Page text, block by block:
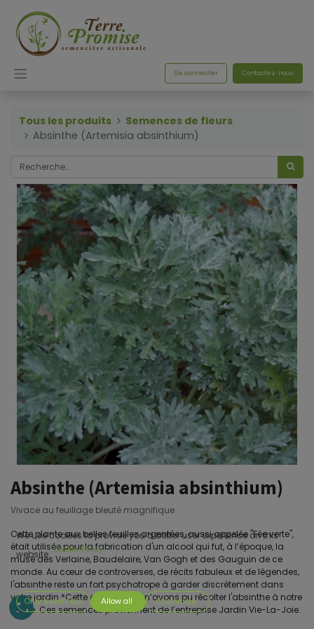
Se connecter Contactez-nous
Tous les produits
Semences de fleurs
Absinthe (Artemisia absinthium)
Absinthe (Artemisia absinthium)
Vivace au feuillage bleuté magnifique
Cette plante aux belles feuilles argentées, aussi appelée "Fée verte",
était utilisée pour la fabrication d'un alcool qui fut, à l’époque, la
muse des Verlaine, Baudelaire, Van Gogh et des Gauguin de ce
monde. Au cœur de controverses, de récits fabuleux et de légendes,
l'absinthe reste un fort psychotrope à garder discrètement dans
votre jardin.*Cette année, nous n’avons pu récolter l'absinthe à notre
ferme. Ces semences proviennent de l’entreprise Jardin Vie-La-Joie.
We use cookies to provide you a better user experience on this
website. Cookie Policy
Only essentials Allow all Customize